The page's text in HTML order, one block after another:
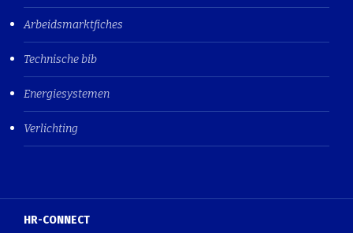
Arbeidsmarktfiches
Technische bib
Energiesystemen
Verlichting
HR-CONNECT